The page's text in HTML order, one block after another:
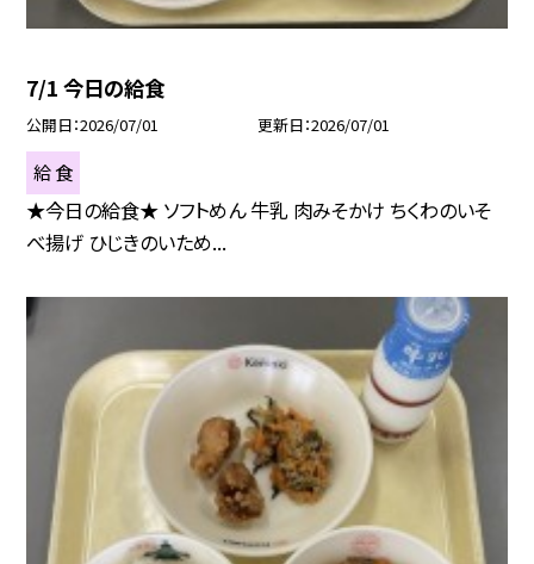
7/1 今日の給食
公開日 2026/07/01 更新日 2026/07/01
給 食
★今日の給食★ ソフトめん 牛乳 肉みそかけ ちくわのいそ
べ揚げ ひじきのいため...